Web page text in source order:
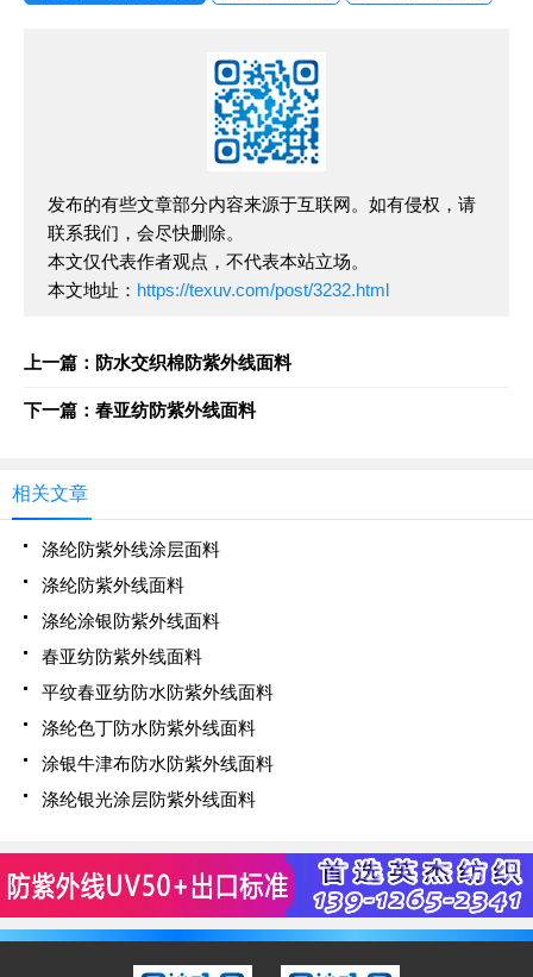
发布的有些文章部分内容来源于互联网。如有侵权，请
联系我们，会尽快删除。
本文仅代表作者观点，不代表本站立场。
本文地址： https://texuv.com/post/3232.html
上一篇：防水交织棉防紫外线面料
下一篇：春亚纺防紫外线面料
相关文章
涤纶防紫外线涂层面料
涤纶防紫外线面料
涤纶涂银防紫外线面料
春亚纺防紫外线面料
平纹春亚纺防水防紫外线面料
涤纶色丁防水防紫外线面料
涂银牛津布防水防紫外线面料
涤纶银光涂层防紫外线面料